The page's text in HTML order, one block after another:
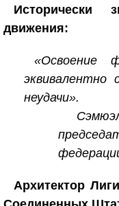
Исторически
движения:
«Освоение
эквивалентно
неудачи».
Архитектор